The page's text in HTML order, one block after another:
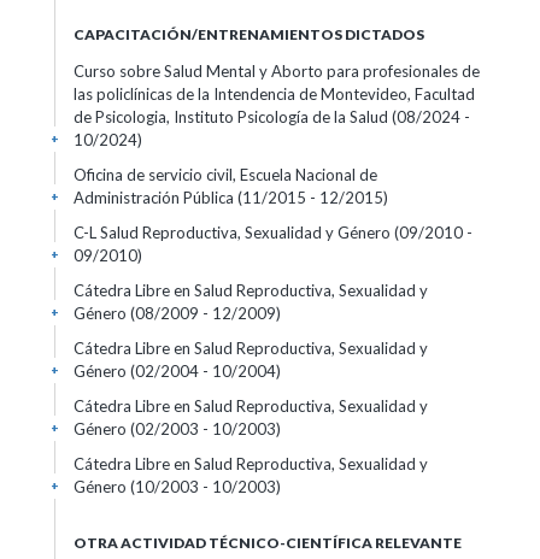
CAPACITACIÓN/ENTRENAMIENTOS DICTADOS
Curso sobre Salud Mental y Aborto para profesionales de
las policlínicas de la Intendencia de Montevideo, Facultad
de Psicologia, Instituto Psicología de la Salud (08/2024 -
10/2024)
+
Oficina de servicio civil, Escuela Nacional de
Administración Pública (11/2015 - 12/2015)
+
C-L Salud Reproductiva, Sexualidad y Género (09/2010 -
09/2010)
+
Cátedra Libre en Salud Reproductiva, Sexualidad y
Género (08/2009 - 12/2009)
+
Cátedra Libre en Salud Reproductiva, Sexualidad y
Género (02/2004 - 10/2004)
+
Cátedra Libre en Salud Reproductiva, Sexualidad y
Género (02/2003 - 10/2003)
+
Cátedra Libre en Salud Reproductiva, Sexualidad y
Género (10/2003 - 10/2003)
+
OTRA ACTIVIDAD TÉCNICO-CIENTÍFICA RELEVANTE